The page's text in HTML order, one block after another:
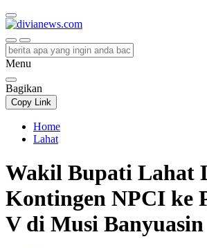
divianews.com
Menu
Bagikan
Copy Link
Home
Lahat
Wakil Bupati Lahat
Kontingen NPCI ke
V di Musi Banyuasin